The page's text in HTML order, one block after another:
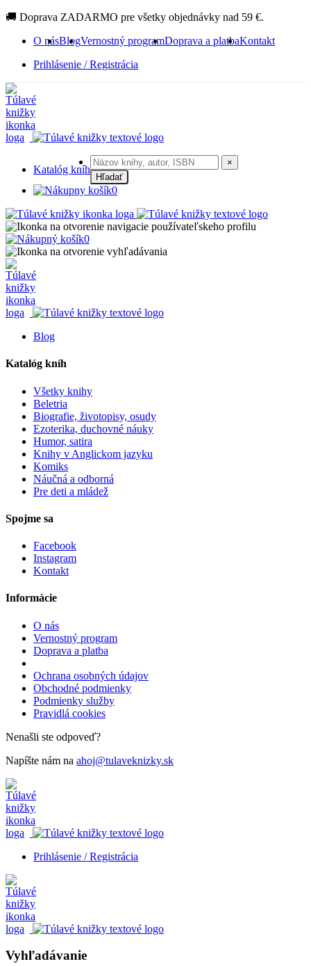
🚚 Doprava ZADARMO pre všetky objednávky nad 59 €.
O násBlogVernostný programDoprava a platbaKontakt
Prihlásenie / Registrácia
Katalóg kníh
×
Hľadať
0
0
Blog
Katalóg kníh
Všetky knihy
Beletria
Biografie, životopisy, osudy
Ezoterika, duchovné náuky
Humor, satira
Knihy v Anglickom jazyku
Komiks
Náučná a odborná
Pre deti a mládež
Spojme sa
Facebook
Instagram
Kontakt
Informácie
O nás
Vernostný program
Doprava a platba
Ochrana osobných údajov
Obchodné podmienky
Podmienky služby
Pravidlá cookies
Nenašli ste odpoveď?
Napíšte nám na ahoj@tulaveknizky.sk
Prihlásenie / Registrácia
Vyhľadávanie